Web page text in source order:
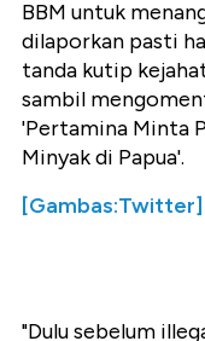
BBM untuk
dilaporkan pasti
tanda kutip
sambil
'Pertamina Minta
Minyak di Papua'.
[Gambas:Twitter]
"Dulu sebelum